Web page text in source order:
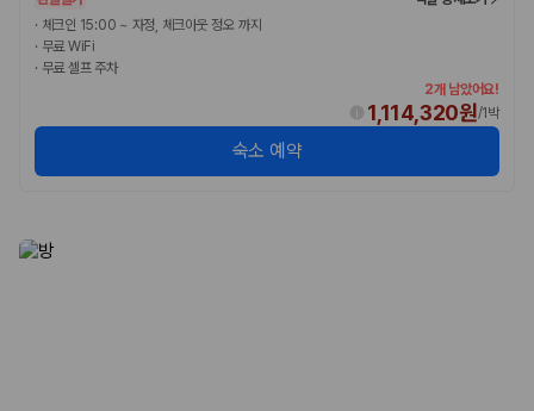
· 체크인 15:00 ~ 자정, 체크아웃 정오 까지
· 무료 WiFi
· 무료 셀프 주차
2개 남았어요!
1,114,320원/1박
숙소 예약